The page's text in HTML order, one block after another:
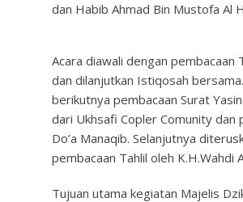
dan Habib Ahmad Bin Mustofa Al
Acara diawali dengan pembacaan
dan dilanjutkan Istiqosah
berikutnya pembacaan Surat
dari Ukhsafi Copler Comunity dan
Do’a Manaqib. Selanjutnya
pembacaan Tahlil oleh K.H.Wahdi
Tujuan utama kegiatan Majelis